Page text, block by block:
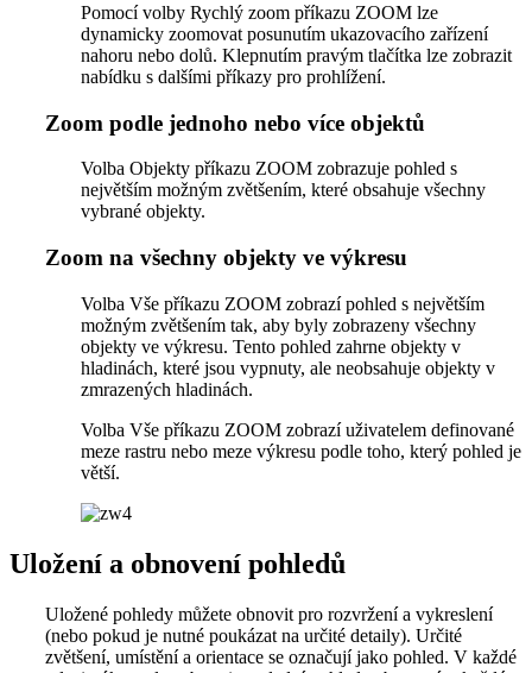
Pomocí volby Rychlý zoom příkazu ZOOM lze
dynamicky zoomovat posunutím ukazovacího zařízení
nahoru nebo dolů. Klepnutím pravým tlačítka lze zobrazit
nabídku s dalšími příkazy pro prohlížení.
Zoom podle jednoho nebo více objektů
Volba Objekty příkazu ZOOM zobrazuje pohled s
největším možným zvětšením, které obsahuje všechny
vybrané objekty.
Zoom na všechny objekty ve výkresu
Volba Vše příkazu ZOOM zobrazí pohled s největším
možným zvětšením tak, aby byly zobrazeny všechny
objekty ve výkresu. Tento pohled zahrne objekty v
hladinách, které jsou vypnuty, ale neobsahuje objekty v
zmrazených hladinách.
Volba Vše příkazu ZOOM zobrazí uživatelem definované
meze rastru nebo meze výkresu podle toho, který pohled je
větší.
Uložení a obnovení pohledů
Uložené pohledy můžete obnovit pro rozvržení a vykreslení
(nebo pokud je nutné poukázat na určité detaily). Určité
zvětšení, umístění a orientace se označují jako pohled. V každé